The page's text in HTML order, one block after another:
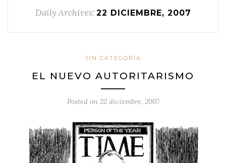
Daily Archives: 22 DICIEMBRE, 2007
SIN CATEGORÍA
EL NUEVO AUTORITARISMO
Posted on 22 diciembre, 2007